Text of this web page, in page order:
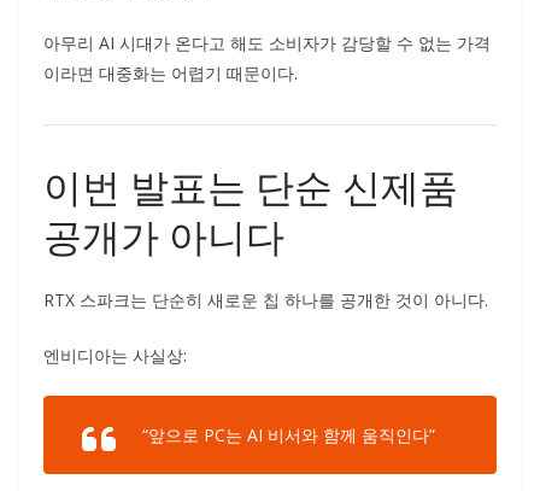
아무리 AI 시대가 온다고 해도 소비자가 감당할 수 없는 가격
이라면 대중화는 어렵기 때문이다.
이번 발표는 단순 신제품
공개가 아니다
RTX 스파크는 단순히 새로운 칩 하나를 공개한 것이 아니다.
엔비디아는 사실상:
“앞으로 PC는 AI 비서와 함께 움직인다”